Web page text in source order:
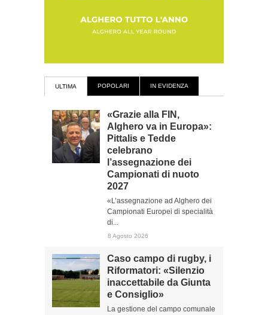
ULTIMA POPOLARI IN EVIDENZA
«Grazie alla FIN,
Alghero va in Europa»:
Pittalis e Tedde
celebrano
l’assegnazione dei
Campionati di nuoto
2027
«L’assegnazione ad Alghero dei
Campionati Europei di specialità
di...
8 Agosto 2026
Caso campo di rugby, i
Riformatori: «Silenzio
inaccettabile da Giunta
e Consiglio»
La gestione del campo comunale